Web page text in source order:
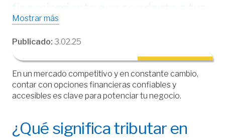
financiamiento que se adapte a tus
necesidades y te permita crecer.
Mostrar más
Publicado: 3.02.25
En un mercado competitivo y en constante cambio,
contar con opciones financieras confiables y
accesibles es clave para potenciar tu negocio.
¿Qué significa tributar en